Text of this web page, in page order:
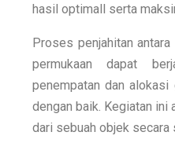
hasil optimall serta
Proses penjahitan
permukaan dapat
penempatan dan
dengan baik. Kegiatan ini
dari sebuah objek secara